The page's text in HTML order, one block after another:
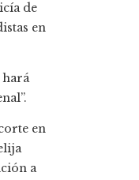
de
en
hará
en
a